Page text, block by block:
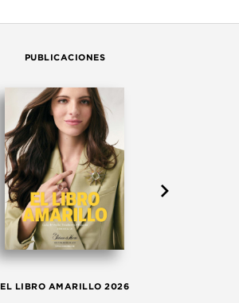
PUBLICACIONES
EL LIBRO AMARILLO 2026